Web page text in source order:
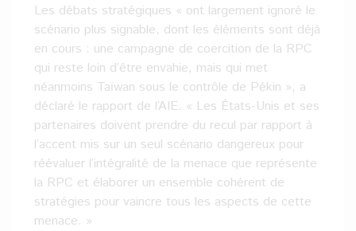
Les débats stratégiques « ont largement ignoré le
scénario plus signable, dont les éléments sont déjà
en cours : une campagne de coercition de la RPC
qui reste loin d’être envahie, mais qui met
néanmoins Taïwan sous le contrôle de Pékin », a
déclaré le rapport de l’AIE. « Les États-Unis et ses
partenaires doivent prendre du recul par rapport à
l’accent mis sur un seul scénario dangereux pour
réévaluer l’intégralité de la menace que représente
la RPC et élaborer un ensemble cohérent de
stratégies pour vaincre tous les aspects de cette
menace. »